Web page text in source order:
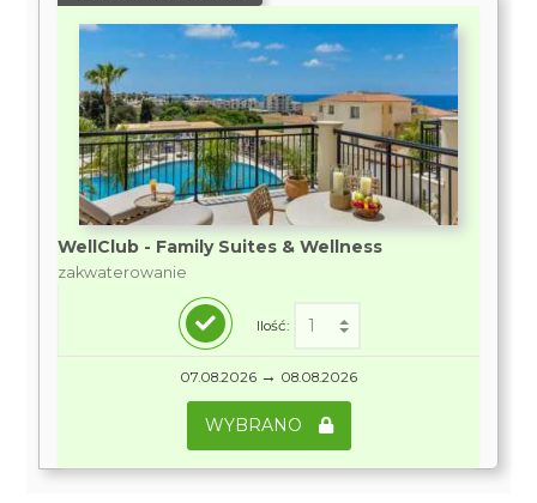
WellClub - Family Suites & Wellness
zakwaterowanie
Ilość:
07.08.2026 → 08.08.2026
WYBRANO